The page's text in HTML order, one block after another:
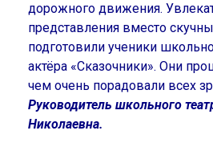
дорожного движения.
представления вместо
подготовили ученики
актёра «Сказочники». Они
чем очень порадовали всех
Руководитель школьного
Николаевна.